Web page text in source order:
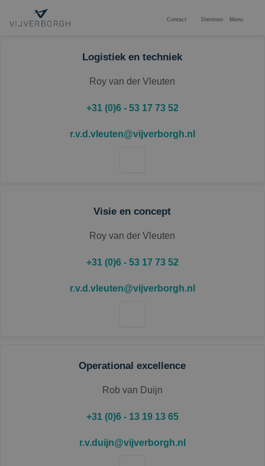
Contact Diensten Menu
ONZE EXPERTISES
INTERIM MANAGEMENT
Logistiek en techniek
Roy van der Vleuten
+31 (0)6 - 53 17 73 52
r.v.d.vleuten@vijverborgh.nl
Visie en concept
Roy van der Vleuten
+31 (0)6 - 53 17 73 52
r.v.d.vleuten@vijverborgh.nl
Operational excellence
Rob van Duijn
+31 (0)6 - 13 19 13 65
r.v.duijn@vijverborgh.nl